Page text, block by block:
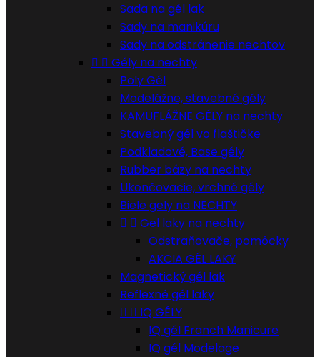
Sada na gél lak
Sady na manikúru
Sady na odstránenie nechtov
  Gély na nechty
Poly Gél
Modelážne, stavebné gély
KAMUFLÁŽNE GÉLY na nechty
Stavebný gél vo flaštičke
Podkladové, Base gély
Rubber bázy na nechty
Ukončovacie, vrchné gély
Biele gely na NECHTY
  Gel laky na nechty
Odstraňovače, pomôcky
AKCIA GÉL LAKY
Magnetický gél lak
Reflexné gél laky
  IQ GÉLY
IQ gél Franch Manicure
IQ gél Modelage